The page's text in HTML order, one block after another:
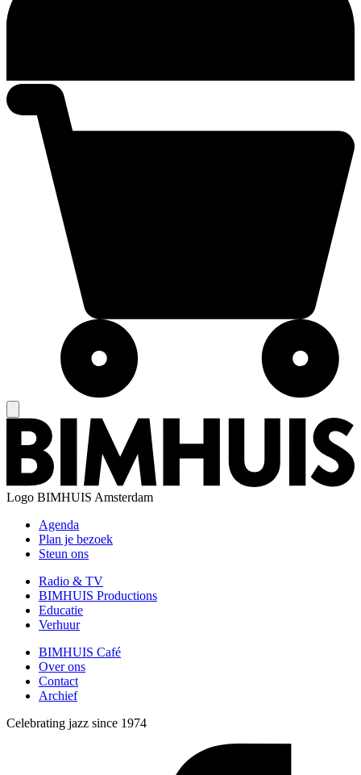
Logo BIMHUIS Amsterdam
Agenda
Plan je bezoek
Steun ons
Radio & TV
BIMHUIS Productions
Educatie
Verhuur
BIMHUIS Café
Over ons
Contact
Archief
Celebrating jazz since 1974